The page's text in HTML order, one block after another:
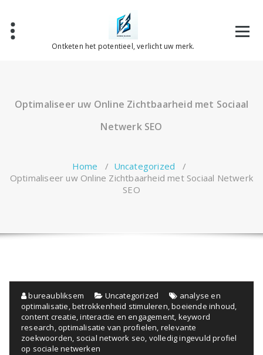
inhoud
Ontketen het potentieel, verlicht uw merk.
Optimaliseer uw Online Zichtbaarheid met Sociaal
Netwerk SEO
Home / Uncategorized /
Optimaliseer uw Online Zichtbaarheid met Sociaal Netwerk
SEO
bureaubliksem Uncategorized
analyse en
optimalisatie,betrokkenheid stimuleren,boeiende inhoud,
content creatie,interactie en engagement, keyword
research,optimalisatie van profielen, relevante
zoekwoorden, social network seo, volledig ingevuld profiel
op sociale netwerken